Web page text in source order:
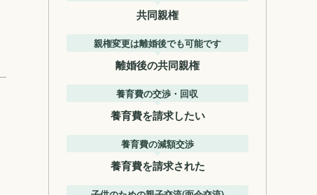
共同親権
親権変更は離婚後でも可能です
離婚後の共同親権
養育費の交渉・回収
養育費を請求したい
養育費の減額交渉
養育費を請求された